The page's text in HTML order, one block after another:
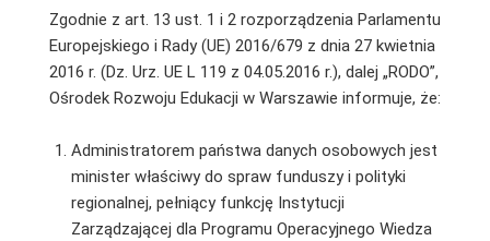
Zgodnie z art. 13 ust. 1 i 2 rozporządzenia Parlamentu
Europejskiego i Rady (UE) 2016/679 z dnia 27 kwietnia
2016 r. (Dz. Urz. UE L 119 z 04.05.2016 r.), dalej „RODO”,
Ośrodek Rozwoju Edukacji w Warszawie informuje, że:
Administratorem państwa danych osobowych jest
minister właściwy do spraw funduszy i polityki
regionalnej, pełniący funkcję Instytucji
Zarządzającej dla Programu Operacyjnego Wiedza